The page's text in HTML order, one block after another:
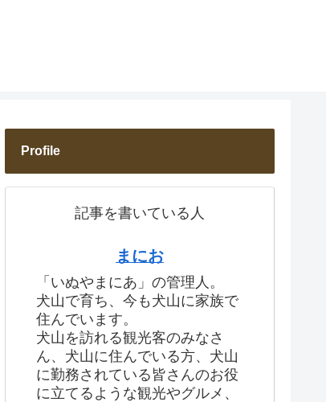
Profile
記事を書いている人
まにお
「いぬやまにあ」の管理人。
犬山で育ち、今も犬山に家族で
住んでいます。
犬山を訪れる観光客のみなさ
ん、犬山に住んでいる方、犬山
に勤務されている皆さんのお役
に立てるような観光やグルメ、